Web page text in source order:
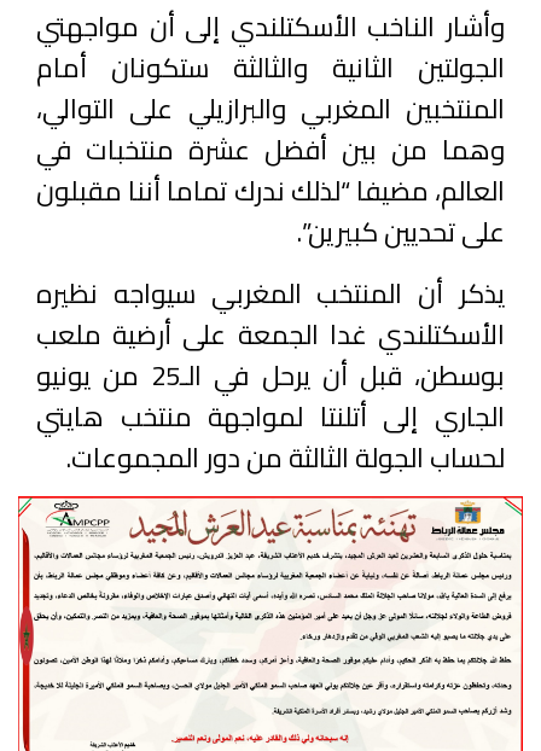
وأشار الناخب الأسكتلندي إلى أن مواجهتي
الجولتين الثانية والثالثة ستكونان أمام
المنتخبين المغربي والبرازيلي على التوالي،
وهما من بين أفضل عشرة منتخبات في
العالم، مضيفا “لذلك ندرك تماما أننا مقبلون
على تحديين كبيرين”.
يذكر أن المنتخب المغربي سيواجه نظيره
الأسكتلندي غدا الجمعة على أرضية ملعب
بوسطن، قبل أن يرحل في الـ25 من يونيو
الجاري إلى أتلنتا لمواجهة منتخب هايتي
لحساب الجولة الثالثة من دور المجموعات.